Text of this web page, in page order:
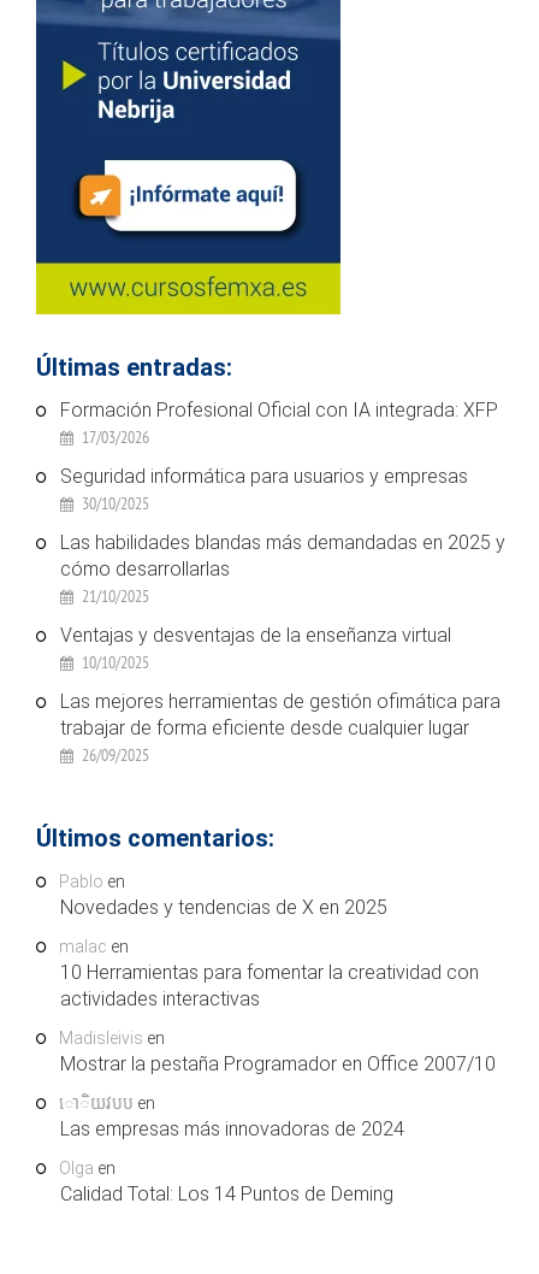
Últimas entradas:
Formación Profesional Oficial con IA integrada: XFP
17/03/2026
Seguridad informática para usuarios y empresas
30/10/2025
Las habilidades blandas más demandadas en 2025 y
cómo desarrollarlas
21/10/2025
Ventajas y desventajas de la enseñanza virtual
10/10/2025
Las mejores herramientas de gestión ofimática para
trabajar de forma eficiente desde cualquier lugar
26/09/2025
Últimos comentarios:
Pablo en
Novedades y tendencias de X en 2025
malac en
10 Herramientas para fomentar la creatividad con
actividades interactivas
Madisleivis en
Mostrar la pestaña Programador en Office 2007/10
ោិយវបប en
Las empresas más innovadoras de 2024
Olga en
Calidad Total: Los 14 Puntos de Deming